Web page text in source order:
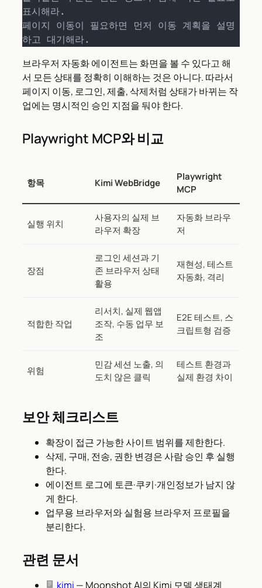
표시해라.
페이지 이동이 필요하면 먼저 이동 계획을 설명
하고 대기해라.
브라우저 자동화 에이전트는 화면을 볼 수 있다고 해
서 모든 상태를 정확히 이해하는 것은 아니다. 따라서
페이지 이동, 로그인, 제출, 삭제처럼 상태가 바뀌는 작
업에는 명시적인 승인 지점을 둬야 한다.
Playwright MCP와 비교
항목 Kimi WebBridge
Playwright
MCP
실행 위치
사용자의 실제 브
라우저 확장
자동화 브라우
저
장점
로그인 세션과 기
존 브라우저 상태
활용
재현성, 테스트
자동화, 격리
적합한 작업
리서치, 실제 웹앱
조작, 수동 업무 보
조
E2E 테스트, 스
크립트형 검증
위험
민감 세션 노출, 의
도치 않은 클릭
테스트 환경과
실제 환경 차이
보안 체크리스트
확장이 접근 가능한 사이트 범위를 제한한다.
삭제, 구매, 전송, 권한 변경은 사람 승인 후 실행
한다.
에이전트 로그에 토큰·쿠키·개인정보가 남지 않
게 한다.
업무용 브라우저와 실험용 브라우저 프로필을
분리한다.
관련 문서
kimi — Moonshot AI의 Kimi 모델 생태계